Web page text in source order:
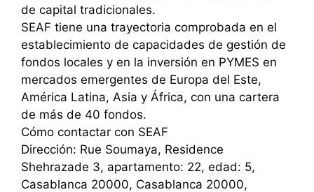
de capital tradicionales.
SEAF tiene una trayectoria comprobada en el
establecimiento de capacidades de gestión de
fondos locales y en la inversión en PYMES en
mercados emergentes de Europa del Este,
América Latina, Asia y África, con una cartera
de más de 40 fondos.
Cómo contactar con SEAF
Dirección: Rue Soumaya, Residence
Shehrazade 3, apartamento: 22, edad: 5,
Casablanca 20000, Casablanca 20000,